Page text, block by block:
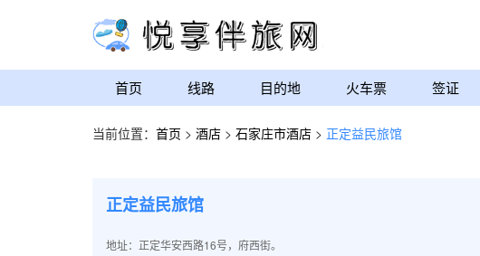
首页 线路 目的地 火车票 签证
当前位置： 首页 > 酒店 > 石家庄市酒店 > 正定益民旅馆
正定益民旅馆
地址：正定华安西路16号，府西街。